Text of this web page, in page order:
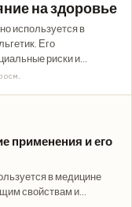
на здоровье
используется в
Его
риски и
лечении обсуждаются
применения и его
в медицине
свойствам и